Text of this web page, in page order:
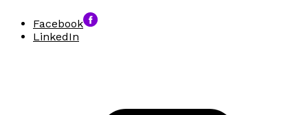
Facebook
LinkedIn